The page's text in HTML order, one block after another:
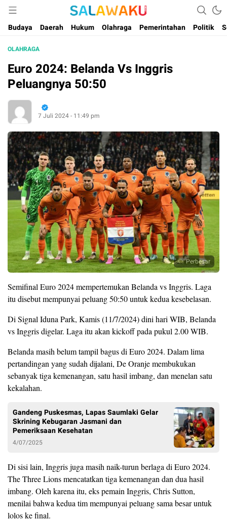
Salawaku Maluku
Salam dan Warta Anak Maluku
Budaya
Daerah Hukum Olahraga Pemerintahan Politik
OLAHRAGA
Euro 2024: Belanda Vs Inggris
Peluangnya 50:50
7 Juli 2024 - 11:49 pm
Perbesar
Semifinal Euro 2024 mempertemukan Belanda vs Inggris. Laga
itu disebut mempunyai peluang 50:50 untuk kedua kesebelasan.
Di Signal Iduna Park, Kamis (11/7/2024) dini hari WIB, Belanda
vs Inggris digelar. Laga itu akan kickoff pada pukul 2.00 WIB.
Belanda masih belum tampil bagus di Euro 2024. Dalam lima
pertandingan yang sudah dijalani, De Oranje membukukan
sebanyak tiga kemenangan, satu hasil imbang, dan menelan satu
kekalahan.
Gandeng Puskesmas, Lapas Saumlaki Gelar
Skrining Kebugaran Jasmani dan
Pemeriksaan Kesehatan
4/07/2025
Di sisi lain, Inggris juga masih naik-turun berlaga di Euro 2024.
The Three Lions mencatatkan tiga kemenangan dan dua hasil
imbang. Oleh karena itu, eks pemain Inggris, Chris Sutton,
menilai bahwa kedua tim mempunyai peluang sama besar untuk
lolos ke final.